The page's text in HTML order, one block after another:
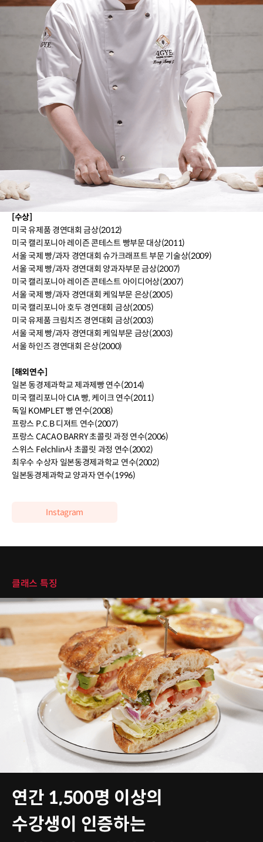
베이커 홍상기
현) 베이킹 아카데미 사계 오너셰프(2013 ~)
카페 드 하이몬드 실무 및 기술상무 역임(2000~2012)
프로방스 과자점 오너셰프(1995~1999)
외 다수 베이커리 근무(1987 ~)
이력 및 경력
(주)선인 기술개발 및 국내외 세미나(2018 ~)
(주)휴롬 제품개발 전문 셰프(2012~2014)
올리커 리큐르 데몬스터(2010~2015)
[수상]
미국 유제품 경연대회 금상(2012)
미국 캘리포니아 레이즌 콘테스트 빵부문 대상(2011)
서울 국제 빵/과자 경연대회 슈가크래프트 부문 기술상(2009)
서울 국제 빵/과자 경연대회 양과자부문 금상(2007)
미국 캘리포니아 레이즌 콘테스트 아이디어상(2007)
서울 국제 빵/과자 경연대회 케잌부문 은상(2005)
미국 캘리포니아 호두 경연대회 금상(2005)
미국 유제품 크림치즈 경연대회 금상(2003)
서울 국제 빵/과자 경연대회 케잌부문 금상(2003)
서울 하인즈 경연대회 은상(2000)
[해외연수]
일본 동경제과학교 제과제빵 연수(2014)
미국 캘리포니아 CIA 빵, 케이크 연수(2011)
독일 KOMPLET 빵 연수(2008)
프랑스 P.C.B 디져트 연수(2007)
프랑스 CACAO BARRY 초콜릿 과정 연수(2006)
스위스 Felchlin사 초콜릿 과정 연수(2002)
최우수 수상자 일본동경제과학교 연수(2002)
일본동경제과학교 양과자 연수(1996)
Instagram
클래스 특징
연간 1,500명 이상의
수강생이 인증하는